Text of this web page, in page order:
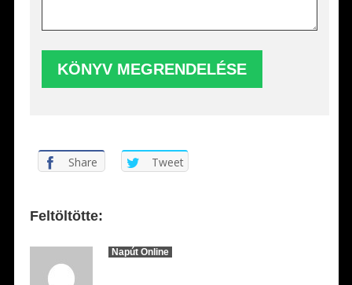
Share Tweet
Feltöltötte:
Napút Online